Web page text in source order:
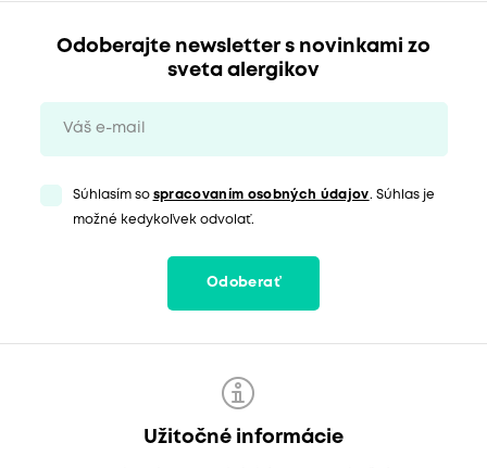
Odoberajte newsletter s novinkami zo
sveta alergikov
Súhlasím so spracovaním osobných údajov. Súhlas je
možné kedykoľvek odvolať.
Odoberať
Užitočné informácie